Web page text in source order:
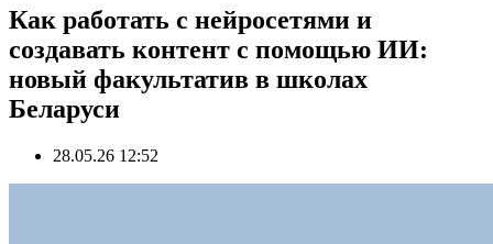
Как работать с нейросетями и
создавать контент с помощью ИИ:
новый факультатив в школах
Беларуси
28.05.26 12:52